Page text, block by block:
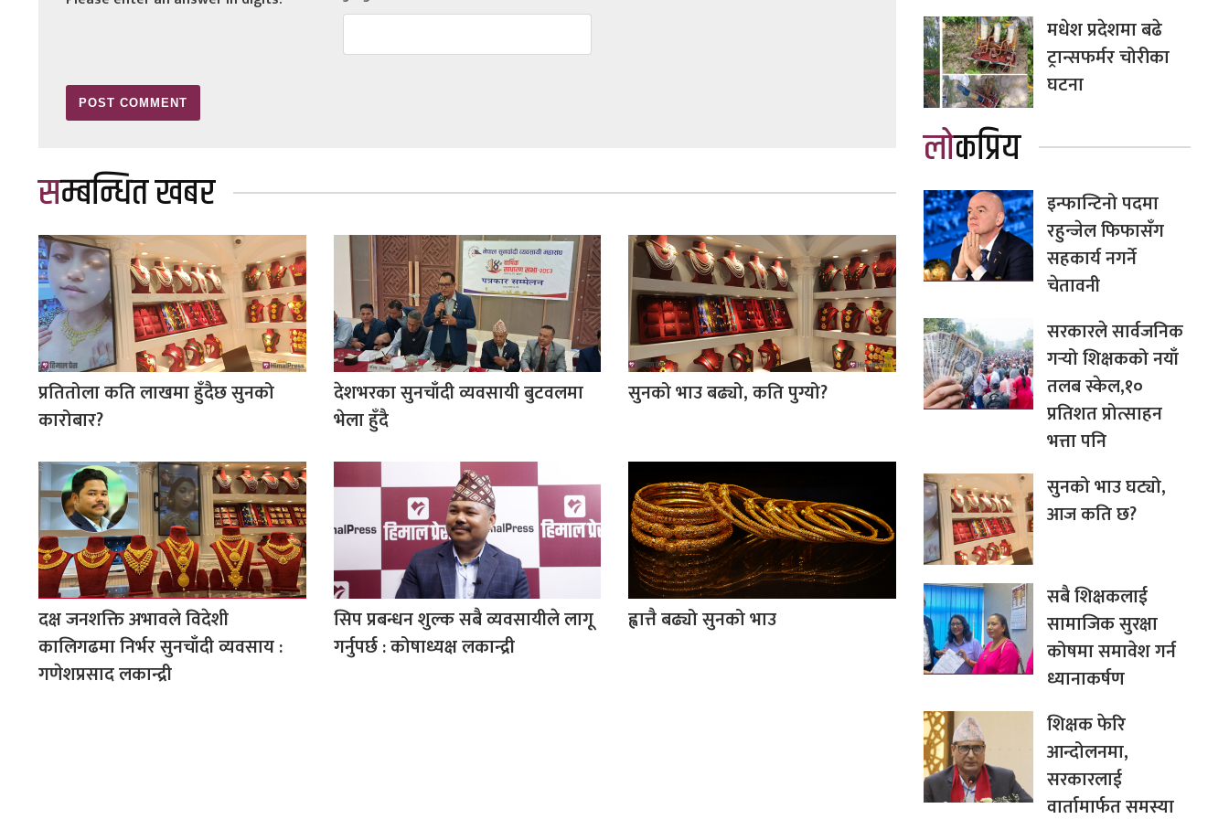
सम्बन्धित खबर
प्रतितोला कति लाखमा हुँदैछ सुनको
कारोबार?
देशभरका सुनचाँदी व्यवसायी बुटवलमा
भेला हुँदै
सुनको भाउ बढ्यो, कति पुग्यो?
दक्ष जनशक्ति अभावले विदेशी
कालिगढमा निर्भर सुनचाँदी व्यवसाय :
गणेशप्रसाद लकान्द्री
सिप प्रबन्धन शुल्क सबै व्यवसायीले लागू
गर्नुपर्छ : कोषाध्यक्ष लकान्द्री
ह्वात्तै बढ्यो सुनको भाउ
मधेश प्रदेशमा बढे
ट्रान्सफर्मर चोरीका
घटना
लोकप्रिय
इन्फान्टिनो पदमा
रहुन्जेल फिफासँग
सहकार्य नगर्ने
चेतावनी
सरकारले सार्वजनिक
गर्‍यो शिक्षकको नयाँ
तलब स्केल,१०
प्रतिशत प्रोत्साहन
भत्ता पनि
सुनको भाउ घट्यो,
आज कति छ?
सबै शिक्षकलाई
सामाजिक सुरक्षा
कोषमा समावेश गर्न
ध्यानाकर्षण
शिक्षक फेरि
आन्दोलनमा,
सरकारलाई
वार्तामार्फत समस्या